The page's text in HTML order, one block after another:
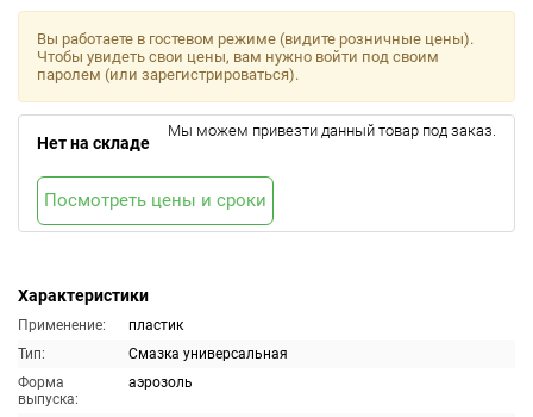
Характеристики
Применение:
пластик
Тип:
Смазка универсальная
Форма
выпуска:
аэрозоль
Вы работаете в гостевом режиме (видите розничные цены).
Чтобы увидеть свои цены, вам нужно войти под своим
паролем (или зарегистрироваться).
Нет на складе
Мы можем привезти данный товар под заказ.
Посмотреть цены и сроки